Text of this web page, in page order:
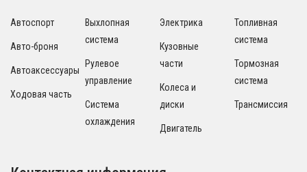
Автоспорт
Авто-броня
Автоаксессуары
Ходовая часть
Выхлопная
система
Рулевое
управление
Система
охлаждения
Электрика
Кузовные
части
Колеса и
диски
Двигатель
Топливная
система
Тормозная
система
Трансмиссия